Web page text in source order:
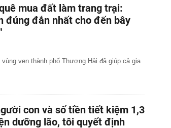
mua đất làm trang trại:
đúng đắn nhất cho đến bây
ven thành phố Thượng Hải đã giúp cả gia
con và số tiền tiết kiệm 1,3
dưỡng lão, tôi quyết định